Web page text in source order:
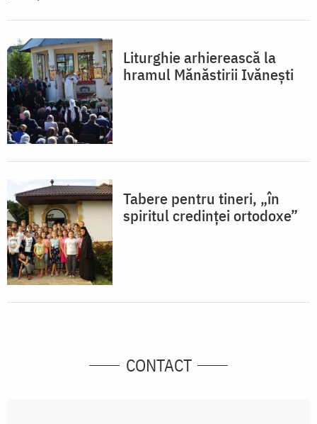
Liturghie arhierească la
hramul Mănăstirii Ivăneşti
Tabere pentru tineri, „în
spiritul credinței ortodoxe”
CONTACT